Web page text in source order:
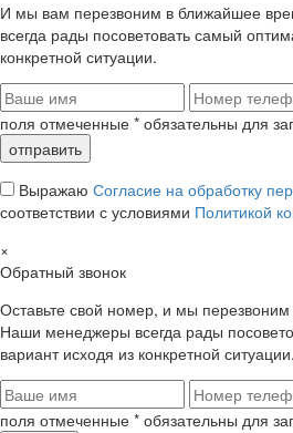
И мы вам перезвоним в ближайшее
всегда рады посоветовать самый
конкретной ситуации.
поля отмеченные * обязательны для
Выражаю Согласие на обработку
соответствии с условиями Политикой
×
Обратный звонок
Оставьте свой номер, и мы перезвоним
Наши менеджеры всегда рады
вариант исходя из конкретной ситуации.
поля отмеченные * обязательны для